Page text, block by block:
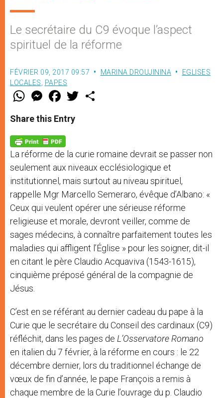
Le secrétaire du C9 évoque l’aspect
spirituel de la réforme
FÉVRIER 09, 2017 09:57 MARINA DROUJININA
EGLISES
LOCALES
PAPES
W
t
s
p
p
M
e
s
e
g
e
r
F
a
e
b
o
k
w
Share this Entry
La réforme de la curie romaine devrait se passer non
seulement aux niveaux ecclésiologique et
institutionnel, mais surtout au niveau spirituel,
rappelle Mgr Marcello Semeraro, évêque d’Albano: «
Ceux qui veulent opérer une sérieuse réforme
religieuse et morale, devront veiller, comme de
sages médecins, à connaître parfaitement toutes les
maladies qui affligent l’Église » pour les soigner, dit-il
en citant le père Claudio Acquaviva (1543-1615),
cinquième préposé général de la compagnie de
Jésus.
C’est en se référant au dernier cadeau du pape à la
Curie que le secrétaire du Conseil des cardinaux (C9)
réfléchit, dans les pages de L’Osservatore Romano
en italien du 7 février, à la réforme en cours : le 22
décembre dernier, lors du traditionnel échange de
vœux de fin d’année, le pape François a remis à
chaque membre de la Curie l’ouvrage du p. Claudio